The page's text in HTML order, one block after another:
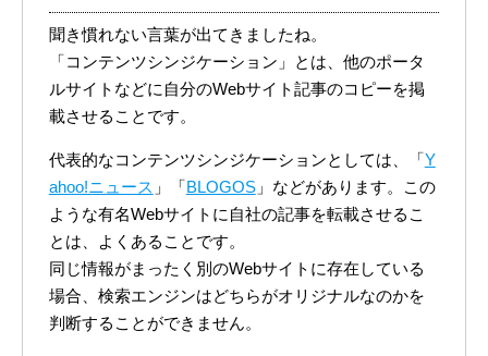
聞き慣れない言葉が出てきましたね。
「コンテンツシンジケーション」とは、他のポータ
ルサイトなどに自分のWebサイト記事のコピーを掲
載させることです。
代表的なコンテンツシンジケーションとしては、「Y
ahoo!ニュース 」「BLOGOS」などがあります。この
ような有名Webサイトに自社の記事を転載させるこ
とは、よくあることです。
同じ情報がまったく別のWebサイトに存在している
場合、検索エンジンはどちらがオリジナルなのかを
判断することができません。